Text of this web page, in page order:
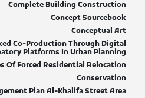
Complete Building Construction
Concept Sourcebook
Conceptual Art
Co-Production Through Digital
Platforms In Urban Planning
Of Forced Residential Relocation
Conservation
Plan Al-Khalifa Street Area